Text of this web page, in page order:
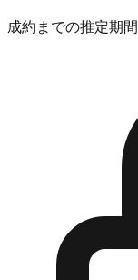
成約までの推定期間